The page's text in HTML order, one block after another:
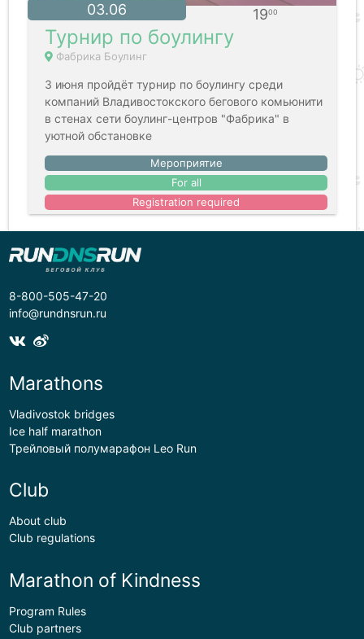
03.06 1900
Турнир по боулингу
Фабрика Боулинг
3 июня пройдёт турнир по боулингу среди
компаний Владивостокского бегового комьюнити
в стенах сети боулинг-центров "Фабрика" в
уютной обстановке
Мероприятие
For all
Registration required
8-800-505-47-20
info@rundnsrun.ru
Marathons
Vladivostok bridges
Ice half marathon
Трейловый полумарафон Leo Run
Club
About club
Club regulations
Marathon of Kindness
Program Rules
Club partners